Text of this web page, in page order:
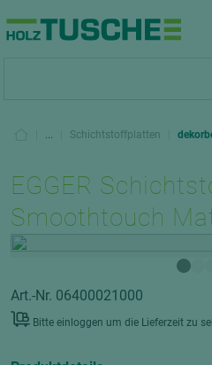
... Schichtstoffplatten
EGGER
Smoothtouch
Art.-Nr. 06400021000
Bitte einloggen um die Lieferzeit zu